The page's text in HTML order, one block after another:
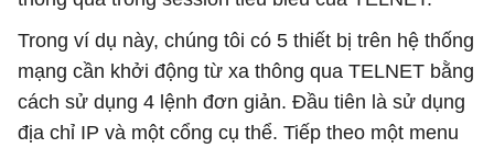
Trong ví dụ này, chúng tôi có 5 thiết bị trên hệ thống
mạng cần khởi động từ xa thông qua TELNET bằng
cách sử dụng 4 lệnh đơn giản. Đầu tiên là sử dụng
địa chỉ IP và một cổng cụ thể. Tiếp theo một menu